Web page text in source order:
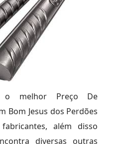
o melhor Preço De
Bom Jesus dos Perdões
além disso
diversas outras